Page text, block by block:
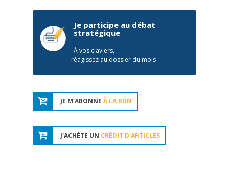
Je participe au débat
stratégique
À vos claviers,
réagissez au dossier du mois
JE M'ABONNE À LA RDN
J'ACHÈTE UN CRÉDIT D'ARTICLES